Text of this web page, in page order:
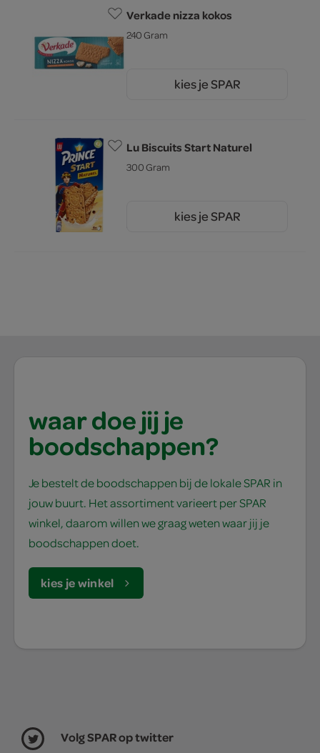
Verkade nizza kokos
240 Gram
kies je SPAR
Lu Biscuits Start Naturel
300 Gram
kies je SPAR
waar doe jij je
boodschappen?
Je bestelt de boodschappen bij de lokale SPAR in
jouw buurt. Het assortiment varieert per SPAR
winkel, daarom willen we graag weten waar jij je
boodschappen doet.
kies je winkel
Volg SPAR op twitter